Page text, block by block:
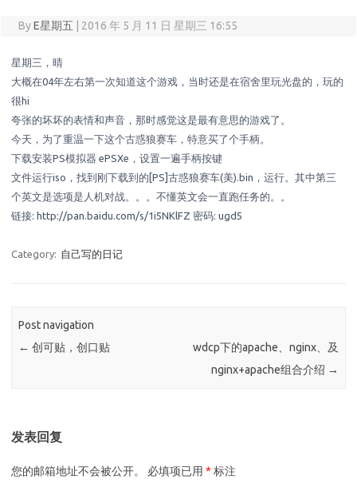
ByE星期五 2016 年 5 月 11 日 星期三 16:55
星期三，晴
大概在04年左右第一次知道这个游戏，当时还是在宿舍里玩光盘的，玩的
很hi
夸张的坏坏的表情和声音，那时感觉这是最有意思的游戏了。
今天，为了重温一下这个古惑狼赛车，特意买了个手柄。
下载安装PS模拟器 ePSXe，设置一遍手柄按键
文件运行iso，找到刚下载到的[PS]古惑狼赛车(美).bin，运行。其中第三
个英文是选项是人机对战。。。不懂英文会一直跑任务的。。
链接: http://pan.baidu.com/s/1i5NKlFZ 密码: ugd5
Category: 自己写的日记
Post navigation
← 创可贴，创口贴
wdcp下的apache、nginx、及
nginx+apache组合介绍 →
发表回复
您的邮箱地址不会被公开。 必填项已用 * 标注